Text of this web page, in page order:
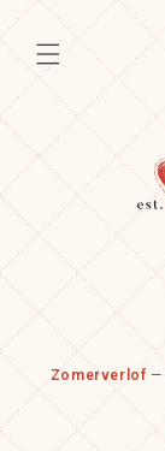
Meteen
naar de
content
Zomerverlof